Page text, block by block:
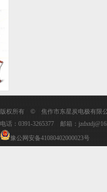
版权所有 © 焦作市东星炭电极有限
电话：0391-3265377 邮箱：
豫公网安备41080402000023号